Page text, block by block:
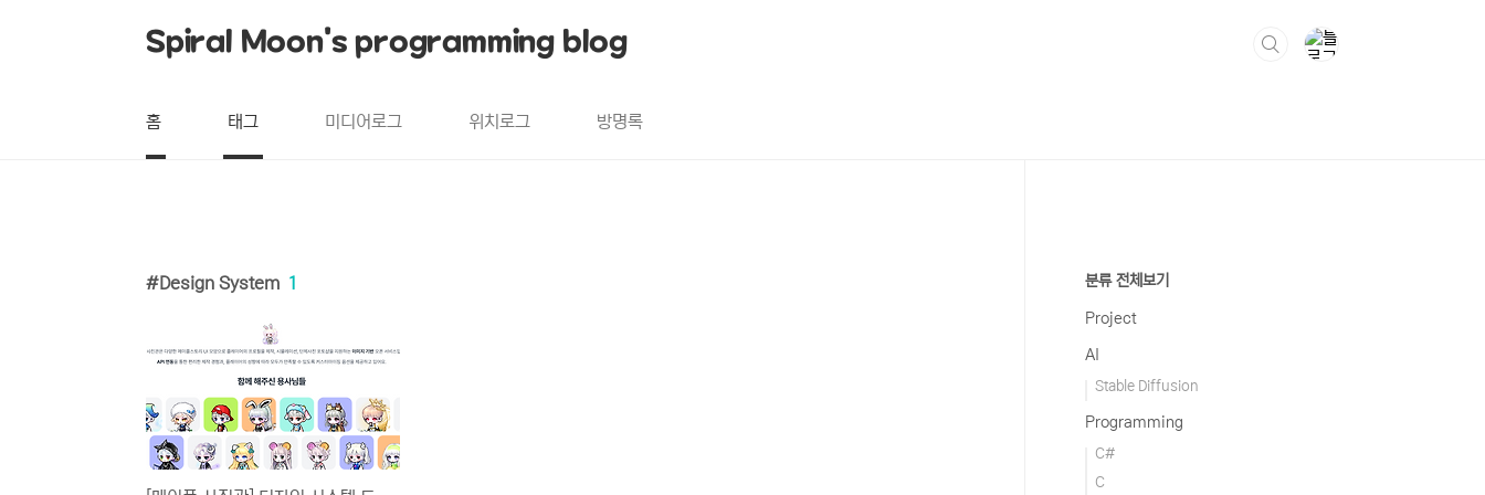
Spiral Moon's programming blog
홈 태그 미디어로그 위치로그 방명록
Design System 1 분류 전체보기
Project
AI
Stable Diffusion
Programming
C#
C